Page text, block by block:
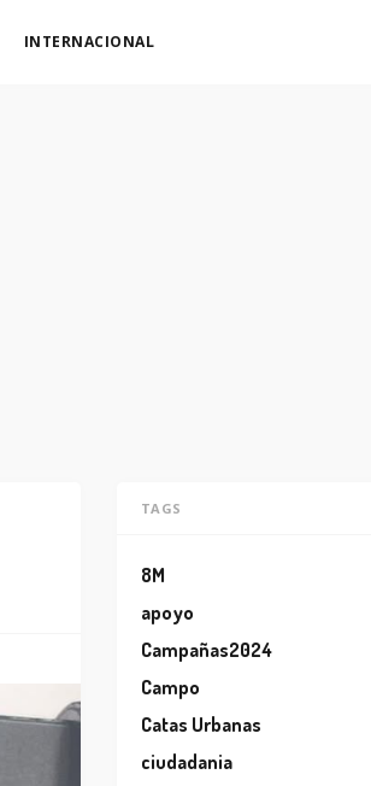
INTERNACIONAL
TAGS
8M
apoyo
Campañas2024
Campo
Catas Urbanas
ciudadania